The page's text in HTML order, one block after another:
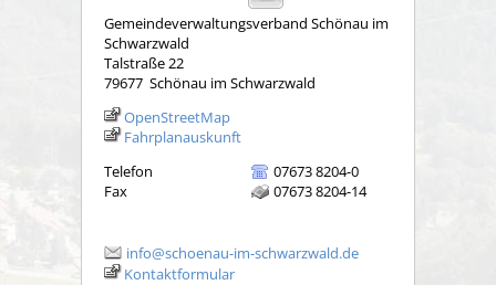
Gemeindeverwaltungsverband Schönau im
Schwarzwald
Talstraße 22
79677 Schönau im Schwarzwald
OpenStreetMap
Fahrplanauskunft
Telefon
07673 8204-0
Fax
07673 8204-14
info@schoenau-im-schwarzwald.de
Kontaktformular